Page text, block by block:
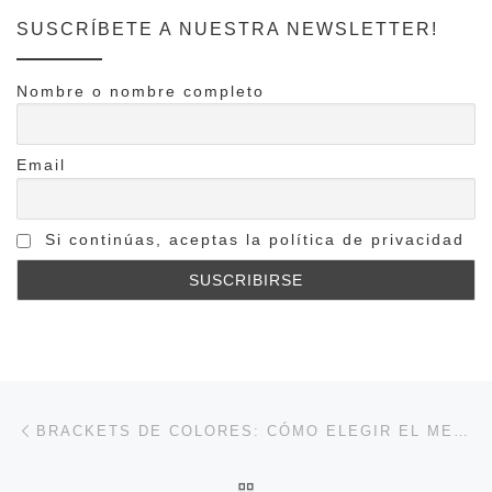
SUSCRÍBETE A NUESTRA NEWSLETTER!
Nombre o nombre completo
Email
Si continúas, aceptas la política de privacidad
Navegación de entradas